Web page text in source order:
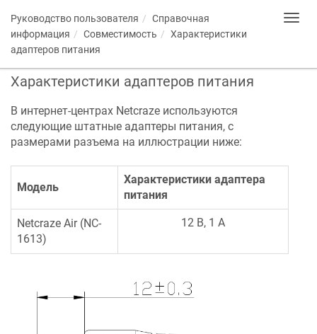
Руководство пользователя
Справочная
информация
Совместимость
Характеристики
адаптеров питания
Характеристики адаптеров питания
В интернет-центрах Netcraze используются
следующие штатные адаптеры питания, с
размерами разъема на иллюстрации ниже:
Модель
Характеристики адаптера
питания
Netcraze Air(NC-
1613)
12 В, 1 А